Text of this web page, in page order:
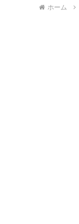
ホーム